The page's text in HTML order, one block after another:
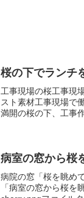
桜の下でランチ
工事現場の桜工事現
スト素材工事現場で
満開の桜の下、工事
病室の窓から桜
病院の窓「桜を眺め
「病室の窓から桜